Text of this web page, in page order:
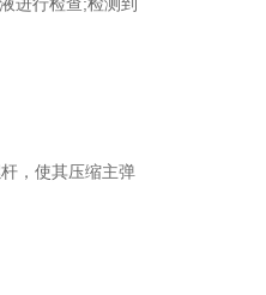
，使其压缩主弹